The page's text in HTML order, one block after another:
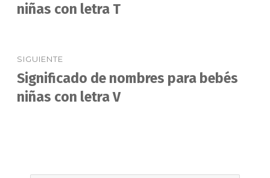
entradas
anterior:
niñas con letra T
SIGUIENTE
Entrada
siguiente:
Significado de nombres para bebés
niñas con letra V